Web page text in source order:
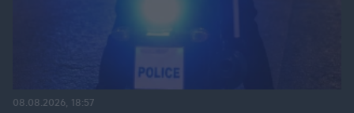
08.08.2026, 18:57